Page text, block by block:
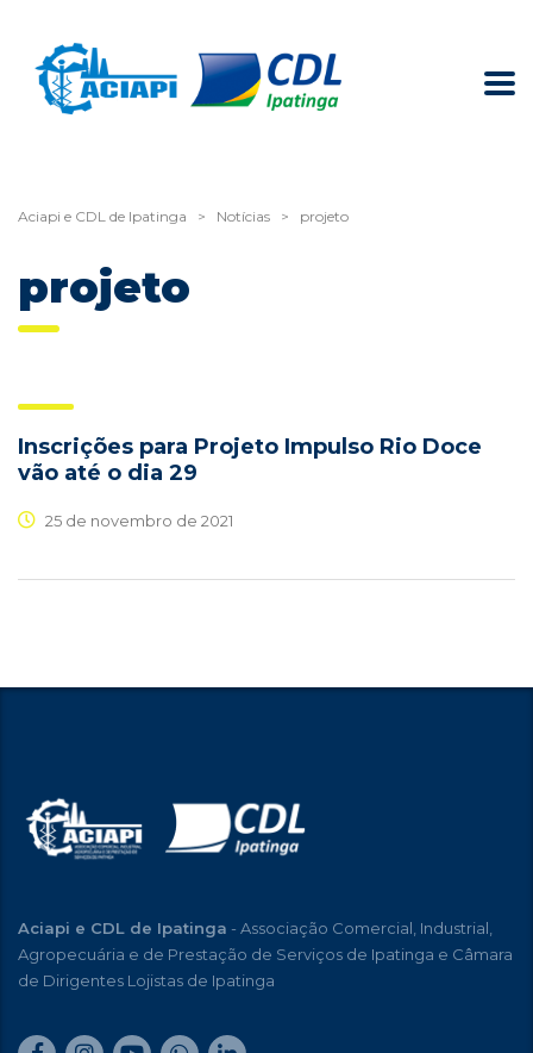
Aciapi e CDL de Ipatinga > Notícias > projeto
projeto
Inscrições para Projeto Impulso Rio Doce
vão até o dia 29
25 de novembro de 2021
Aciapi e CDL de Ipatinga - Associação Comercial, Industrial,
Agropecuária e de Prestação de Serviços de Ipatinga e Câmara
de Dirigentes Lojistas de Ipatinga